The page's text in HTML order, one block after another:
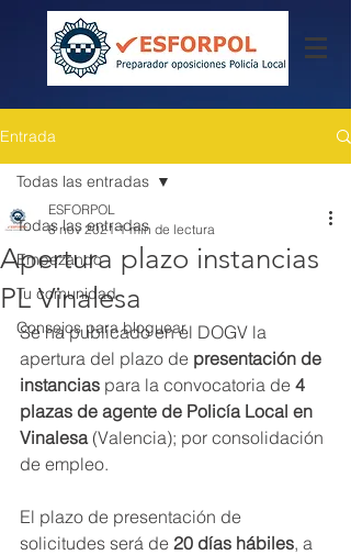
Entrada
Todas las entradas
Empezando
Tu comunidad
Consejos para bloguear
Todas las entradas
Apertura plazo instancias
PL Vinalesa
ESFORPOL
8 nov 2021 1 min de lectura
Se ha publicado en el DOGV la
apertura del plazo de presentación de
instancias para la convocatoria de 4
plazas de agente de Policía Local en
Vinalesa (Valencia); por consolidación
de empleo.
El plazo de presentación de
solicitudes será de 20 días hábiles, a